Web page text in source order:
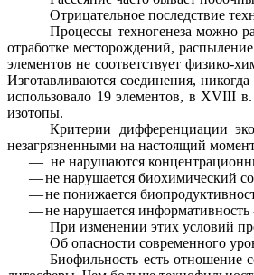
Отрицательное последствие
Процессы техногенеза можно
отработке месторождений,
элементов не соответствует физико-
Изготавливаются соединения,
использовало 19 элементов, в XVIII
изотопы.
Критерии дифференциации
незагрязненными на настоящий
— не нарушаются
—не нарушается биохимический
—не понижается
—не нарушается информативность
При изменении этих условий
Об опасности современного
Биофильность есть отношение